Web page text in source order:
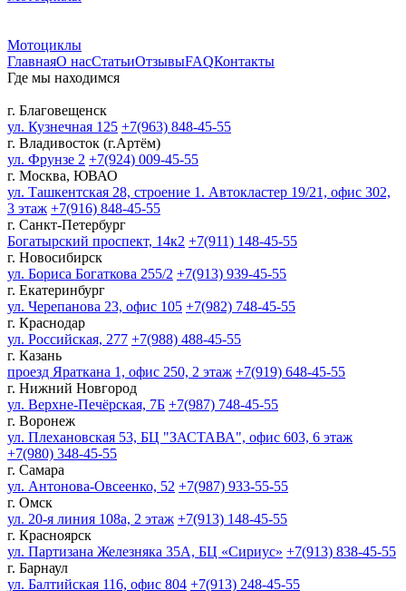
Мотоциклы
ГлавнаяО насСтатьиОтзывыFAQКонтакты
Где мы находимся
г. Благовещенск
ул. Кузнечная 125 +7(963) 848-45-55
г. Владивосток (г.Артём)
ул. Фрунзе 2 +7(924) 009-45-55
г. Москва, ЮВАО
ул. Ташкентская 28, строение 1. Автокластер 19/21, офис 302,
3 этаж +7(916) 848-45-55
г. Санкт-Петербург
Богатырский проспект, 14к2 +7(911) 148-45-55
г. Новосибирск
ул. Бориса Богаткова 255/2 +7(913) 939-45-55
г. Екатеринбург
ул. Черепанова 23, офис 105 +7(982) 748-45-55
г. Краснодар
ул. Российская, 277 +7(988) 488-45-55
г. Казань
проезд Яраткана 1, офис 250, 2 этаж +7(919) 648-45-55
г. Нижний Новгород
ул. Верхне-Печёрская, 7Б +7(987) 748-45-55
г. Воронеж
ул. Плехановская 53, БЦ "ЗАСТАВА", офис 603, 6 этаж
+7(980) 348-45-55
г. Самара
ул. Антонова-Овсеенко, 52 +7(987) 933-55-55
г. Омск
ул. 20-я линия 108а, 2 этаж +7(913) 148-45-55
г. Красноярск
ул. Партизана Железняка 35А, БЦ «Сириус» +7(913) 838-45-55
г. Барнаул
ул. Балтийская 116, офис 804 +7(913) 248-45-55